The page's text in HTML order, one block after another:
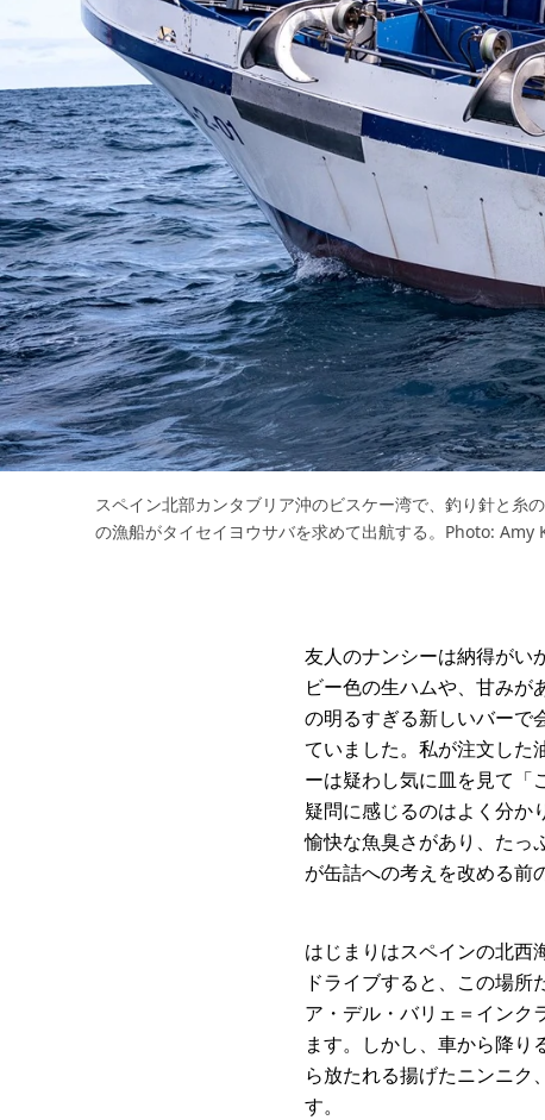
スペイン北部カンタブリア沖のビスケー湾で、釣り針と糸
の漁船がタイセイヨウサバを求めて出航する。Photo: Amy
友人のナンシーは納得がい
ビー色の生ハムや、甘みが
の明るすぎる新しいバーで
ていました。私が注文した
ーは疑わし気に皿を見て「
疑問に感じるのはよく分か
愉快な魚臭さがあり、たっ
が缶詰への考えを改める前
はじまりはスペインの北西
ドライブすると、この場
ア・デル・バリェ＝インク
ます。しかし、車から降
ら放たれる揚げたニンニク
す。